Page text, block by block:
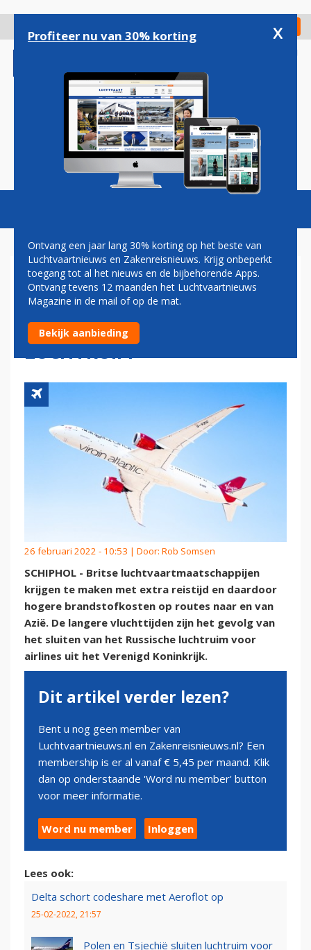
gaan
Check in
Magazine Podcasts Vacatures
BRITTEN MOETEN LANGER
VLIEGEN VANWEGE
GESLOTEN RUSSISCH
LUCHTRUIM
26 februari 2022 - 10:53 | Door: Rob Somsen
SCHIPHOL - Britse luchtvaartmaatschappijen
krijgen te maken met extra reistijd en daardoor
hogere brandstofkosten op routes naar en van
Azië. De langere vluchttijden zijn het gevolg van
het sluiten van het Russische luchtruim voor
airlines uit het Verenigd Koninkrijk.
Dit artikel verder lezen?
Bent u nog geen member van
Luchtvaartnieuws.nl en Zakenreisnieuws.nl? Een
membership is er al vanaf € 5,45 per maand. Klik
dan op onderstaande 'Word nu member' button
voor meer informatie.
Word nu member Inloggen
Lees ook:
Delta schort codeshare met Aeroflot op
25-02-2022, 21:57
Polen en Tsjechië sluiten luchtruim voor
Profiteer nu van 30% korting x
Ontvang een jaar lang 30% korting op het beste van
Luchtvaartnieuws en Zakenreisnieuws. Krijg onbeperkt
toegang tot al het nieuws en de bijbehorende Apps.
Ontvang tevens 12 maanden het Luchtvaartnieuws
Magazine in de mail of op de mat.
Bekijk aanbieding